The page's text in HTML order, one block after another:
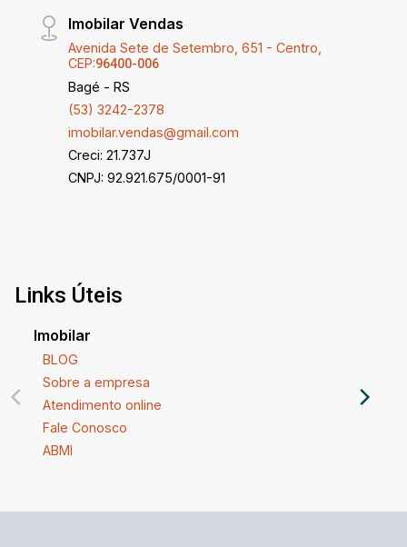
essa é uma excelente oportunidade. Estou à
disposição para fornecer mais informações ou
agendar uma visita.
Imobilar Vendas
Avenida Sete de Setembro, 651 - Centro,
CEP:96400-006
Bagé - RS
(53) 3242-2378
imobilar.vendas@gmail.com
Creci: 21.737J
CNPJ: 92.921.675/0001-91
Links Úteis
Imobilar
BLOG
Sobre a empresa
Atendimento online
Fale Conosco
ABMI